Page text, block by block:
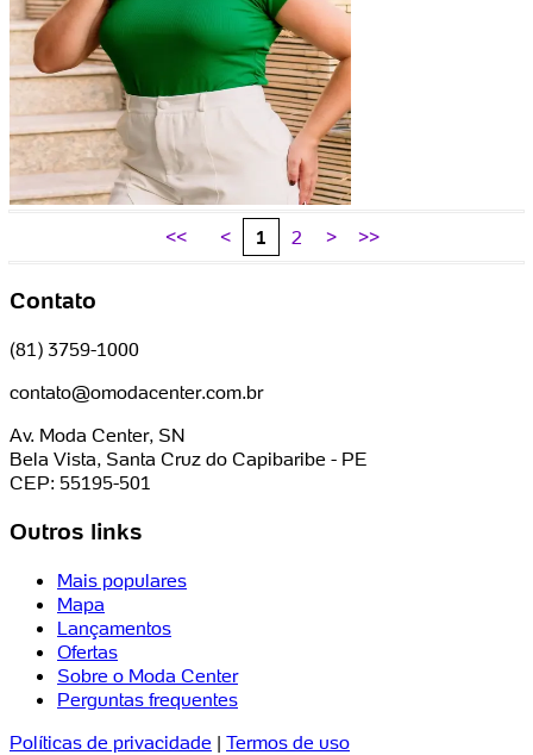
<< < 1 2 > >>
Contato
(81) 3759-1000
contato@omodacenter.com.br
Av. Moda Center, SN
Bela Vista, Santa Cruz do Capibaribe - PE
CEP: 55195-501
Outros links
Mais populares
Mapa
Lançamentos
Ofertas
Sobre o Moda Center
Perguntas frequentes
Políticas de privacidade | Termos de uso